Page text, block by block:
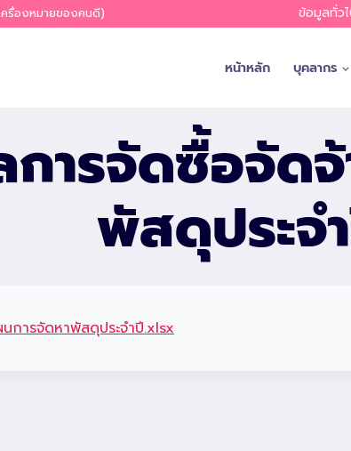
รื่องหมายของคนดี) ข้อมูลทั่ว
หน้าหลัก บุคลากร
การจัดซื้อจัด
พัสดุประจ
การจัดหาพัสดุประจำปี.xlsx